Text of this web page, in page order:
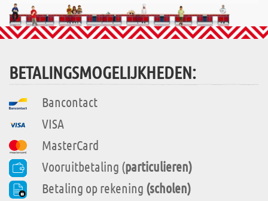
BETALINGSMOGELIJKHEDEN:
Bancontact
VISA
MasterCard
Vooruitbetaling (particulieren)
Betaling op rekening (scholen)